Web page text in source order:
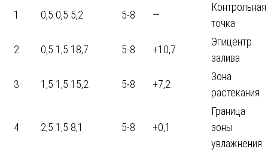
1 0,5 0,5 5,2 5-8 —
Контрольная
точка
2 0,5 1,5 18,7 5-8 +10,7
Эпицентр
залива
3 1,5 1,5 15,2 5-8 +7,2
Зона
растекания
4 2,5 1,5 8,1 5-8 +0,1
Граница
зоны
увлажнения